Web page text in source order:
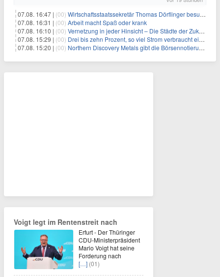
07.08. 16:47 | (00) Wirtschaftsstaatssekretär Thomas Dörflinger besucht Handwerksbetrieb im Kammerbezirk Freiburg
07.08. 16:31 | (00) Arbeit macht Spaß oder krank
07.08. 16:10 | (00) Vernetzung in jeder Hinsicht – Die Städte der Zukunft sind grün-blau
07.08. 15:29 | (00) Drei bis zehn Prozent, so viel Strom verbraucht ein Aufzug im Gebäude
07.08. 15:20 | (00) Northern Discovery Metals gibt die Börsennotierung an der Frankfurter Wertpapierbörse bekannt
Voigt legt im Rentenstreit nach
Erfurt - Der Thüringer
CDU-Ministerpräsident
Mario Voigt hat seine
Forderung nach
[…] (01)